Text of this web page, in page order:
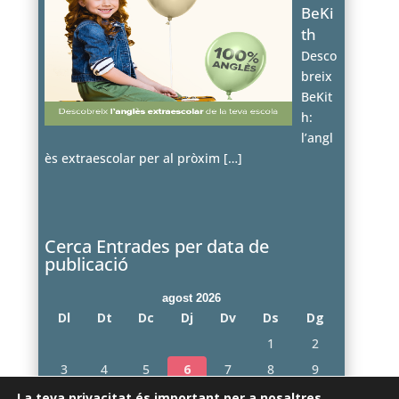
BeKi
th
Desco
breix
BeKit
h:
l’angl
ès extraescolar per al pròxim […]
Cerca Entrades per data de
publicació
agost 2026
Dl Dt Dc Dj Dv Ds
Dg
1
2
3
4 5 6 7 8
9
10
11 12 13 14 15 16